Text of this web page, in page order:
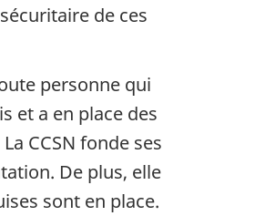
de ces
personne qui
et a en place des
CCSN fonde ses
De plus, elle
sont en place.